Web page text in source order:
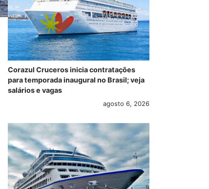
Corazul Cruceros inicia contratações
para temporada inaugural no Brasil; veja
salários e vagas
agosto 6, 2026